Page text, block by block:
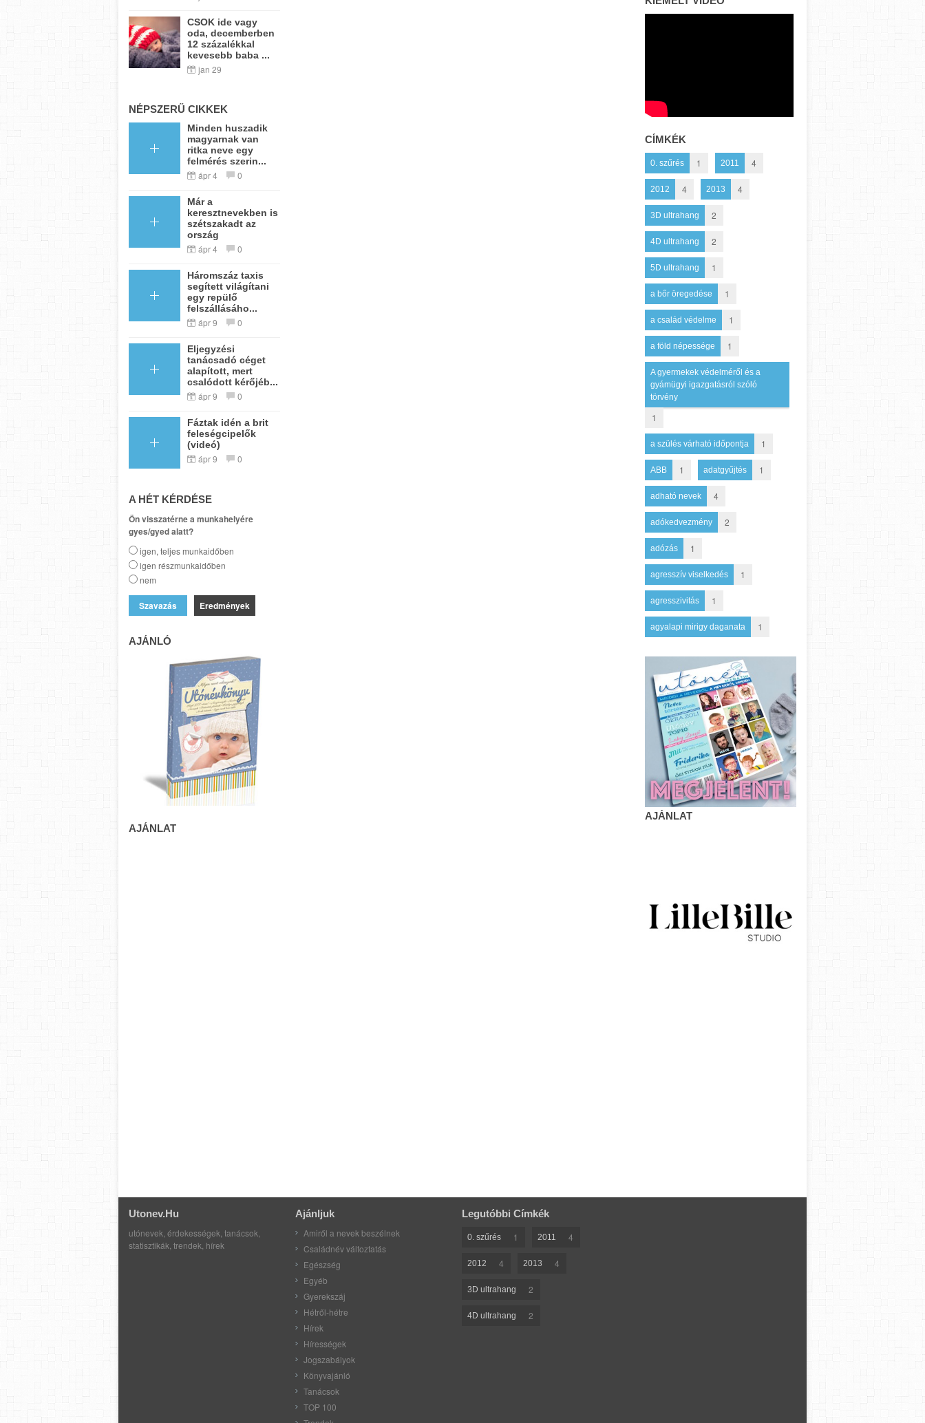
CSOK ide vagy
oda, decemberben
12 százalékkal
kevesebb baba ...
jan 29
NÉPSZERŰ CIKKEK
Minden huszadik
magyarnak van
ritka neve egy
felmérés szerin...
ápr 4 0
Már a
keresztnevekben is
szétszakadt az
ország
ápr 4 0
Háromszáz taxis
segített világítani
egy repülő
felszállásáho...
ápr 9 0
Eljegyzési
tanácsadó céget
alapított, mert
csalódott kérőjéb...
ápr 9 0
Fáztak idén a brit
feleségcipelők
(videó)
ápr 9 0
A HÉT KÉRDÉSE
Ön visszatérne a munkahelyére
gyes/gyed alatt?
igen, teljes munkaidőben
igen részmunkaidőben
nem
Eredmények
AJÁNLÓ
AJÁNLAT
CÍMKÉK
0. szűrés 1 2011 4
2012 4 2013 4
3D ultrahang 2
4D ultrahang 2
5D ultrahang 1
a bőr öregedése 1
a család védelme 1
a föld népessége 1
A gyermekek védelméről és a
gyámügyi igazgatásról szóló
törvény
1
a szülés várható időpontja 1
ABB 1 adatgyűjtés 1
adható nevek 4
adókedvezmény 2
adózás 1
agresszív viselkedés 1
agresszivitás 1
agyalapi mirigy daganata 1
AJÁNLAT
Utonev.hu
utónevek, érdekességek, tanácsok,
statisztikák, trendek, hírek
Ajánljuk
Amiről a nevek beszélnek
Családnév változtatás
Egészség
Egyéb
Gyerekszáj
Hétről-hétre
Hírek
Hírességek
Jogszabályok
Könyvajánló
Tanácsok
TOP 100
Legutóbbi Címkék
0. szűrés 1 2011 4
2012 4 2013 4
3D ultrahang 2
4D ultrahang 2